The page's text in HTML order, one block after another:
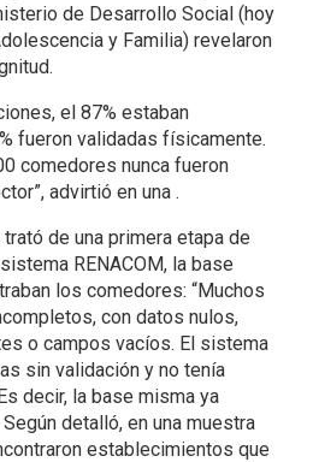
de Desarrollo Social (hoy
y Familia) revelaron
el 87% estaban
fueron validadas físicamente.
comedores nunca fueron
advirtió en una .
de una primera etapa de
RENACOM, la base
los comedores: “Muchos
con datos nulos,
o campos vacíos. El sistema
sin validación y no tenía
decir, la base misma ya
detalló, en una muestra
establecimientos que